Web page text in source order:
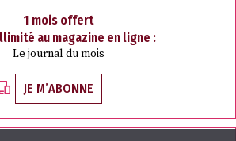
1 mois offert
au magazine en ligne :
Le journal du mois
JE M’ABONNE